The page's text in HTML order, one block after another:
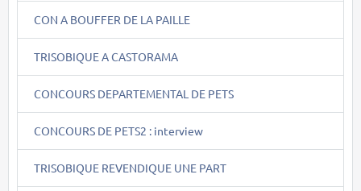
CON A BOUFFER DE LA PAILLE
TRISOBIQUE A CASTORAMA
CONCOURS DEPARTEMENTAL DE PETS
CONCOURS DE PETS2 : interview
TRISOBIQUE REVENDIQUE UNE PART